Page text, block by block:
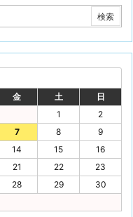
金 土
日
1
2
7 8
9
14 15
16
21 22
23
28 29
30